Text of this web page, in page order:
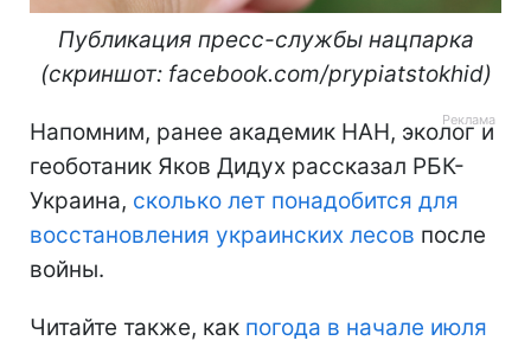
Публикация пресс-службы нацпарка
(скриншот: facebook.com/prypiatstokhid)
Напомним, ранее академик НАН, эколог и
геоботаник Яков Дидух рассказал РБК-
Украина, сколько лет понадобится для
восстановления украинских лесов после
войны.
Читайте также, как погода в начале июля